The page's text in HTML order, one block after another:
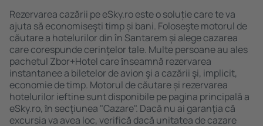
Rezervarea cazării pe eSky.ro este o soluție care te va
ajuta să economiseşti timp și bani. Foloseşte motorul de
căutare a hotelurilor din în Santarem și alege cazarea
care corespunde cerințelor tale. Multe persoane au ales
pachetul Zbor+Hotel care ȋnseamnă rezervarea
instantanee a biletelor de avion şi a cazării şi, implicit,
economie de timp. Motorul de căutare și rezervarea
hotelurilor ieftine sunt disponibile pe pagina principală a
eSky.ro, ȋn secţiunea "Cazare". Dacă nu ai garanţia că
excursia va avea loc, verifică dacă unitatea de cazare